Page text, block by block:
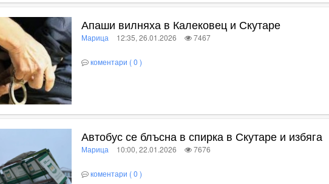
Апаши вилняха в Калековец и Скутаре
Марица 12:35, 26.01.2026 7467
коментари ( 0 )
Автобус се блъсна в спирка в Скутаре и избяга
Марица 10:00, 22.01.2026 7676
коментари ( 0 )